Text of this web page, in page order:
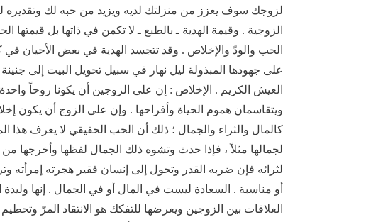
لزوجك سوف يعزز من منزلتك لديه ويزيد من حبه لك وتقديره
الزوجية . وقيمة الهدية ـ بالطبع ـ لا تكمن في ذاتها بل قيمتها
الحب والودّ والإخلاص . وقد تتجسد الهدية في بعض الأحيان
على جهودها المبذولة ليل نهار في سبيل تحويل البيت إلى
العيش الكريم . الإخلاص : إن على الزوجين أن يكونا روحاً
ويتقاسمان هموم الحياة وأفراحها . وإن على الزوج أن يكون
كالمال والثراء والجمال ؛ ذلك أن الحب الحقيقي لا يعرف
لجمالها مثلاً ، فإذا حدث وتشوه ذلك الجمال لفظها وأخرجها
لثرائه فإن ضربه القدر وتحول إلى إنسان فقير هجرته
أو مناسبة . السعادة ليست في المال أو في الجمال . إنها
العلاقات بين الزوجين ويعرضها للتفكك هو الانتقاد المرّ